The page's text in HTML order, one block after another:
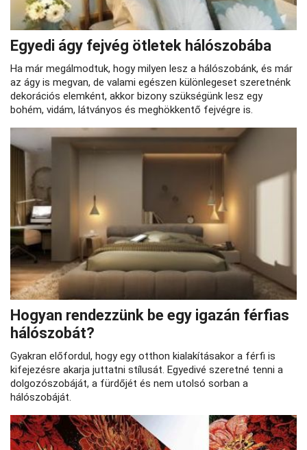
Egyedi ágy fejvég ötletek hálószobába
Ha már megálmodtuk, hogy milyen lesz a hálószobánk, és már
az ágy is megvan, de valami egészen különlegeset szeretnénk
dekorációs elemként, akkor bizony szükségünk lesz egy
bohém, vidám, látványos és meghökkentő fejvégre is.
Hogyan rendezzünk be egy igazán férfias
hálószobát?
Gyakran előfordul, hogy egy otthon kialakításakor a férfi is
kifejezésre akarja juttatni stílusát. Egyedivé szeretné tenni a
dolgozószobáját, a fürdőjét és nem utolsó sorban a
hálószobáját.